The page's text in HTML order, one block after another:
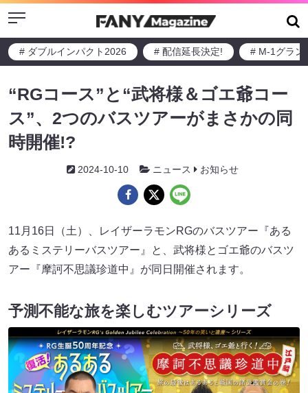
Menu
# ダブルインパクト2026 # 配信延長決定! # M-1グラン
“RGコース”と“武将様＆ゴエ爺コー
ス”、2つのバスツアーがまさかの同
時開催!?
2024-10-10 ニュース お知らせ
11月16日（土）、レイザーラモンRGのバスツアー『ある
あるミステリーバスツアー』と、武将様とゴエ爺のバスツ
アー『摩訶不思議珍道中』が同日開催されます。
予測不能な旅を楽しむツアーシリーズ